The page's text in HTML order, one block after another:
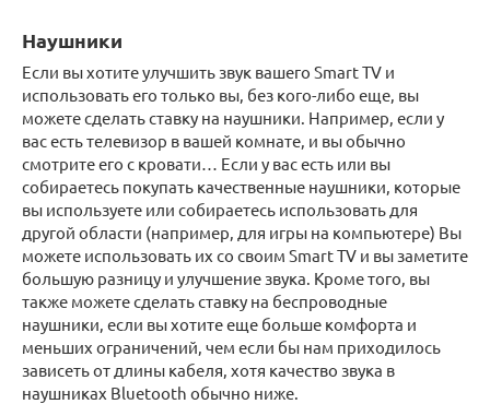
Наушники
Если вы хотите улучшить звук вашего Smart TV и
использовать его только вы, без кого-либо еще, вы
можете сделать ставку на наушники. Например, если у
вас есть телевизор в вашей комнате, и вы обычно
смотрите его с кровати… Если у вас есть или вы
собираетесь покупать качественные наушники, которые
вы используете или собираетесь использовать для
другой области (например, для игры на компьютере) Вы
можете использовать их со своим Smart TV и вы заметите
большую разницу и улучшение звука. Кроме того, вы
также можете сделать ставку на беспроводные
наушники, если вы хотите еще больше комфорта и
меньших ограничений, чем если бы нам приходилось
зависеть от длины кабеля, хотя качество звука в
наушниках Bluetooth обычно ниже.